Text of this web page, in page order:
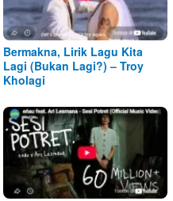
Bermakna, Lirik Lagu Kita
Lagi (Bukan Lagi?) – Troy
Kholagi